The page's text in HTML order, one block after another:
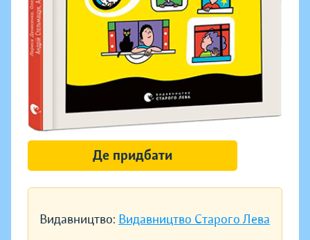
Видавництво: Видавництво Старого Лева
Де придбати